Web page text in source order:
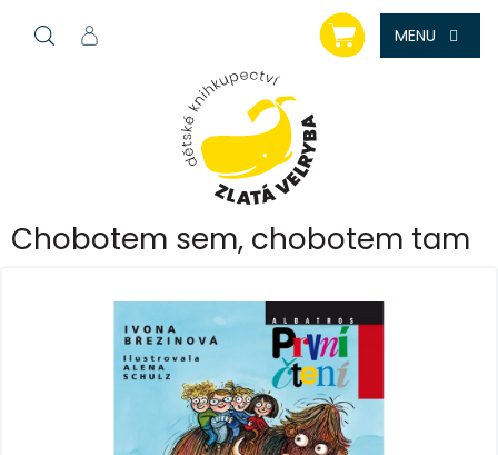
NÁKUPNÍ
KOŠÍK
Chobotem sem, chobotem tam